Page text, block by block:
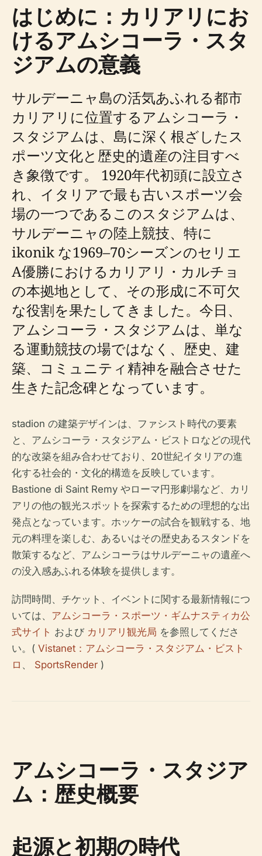
はじめに：カリアリにお
けるアムシコーラ・スタ
ジアムの意義
サルデーニャ島の活気あふれる都市
カリアリに位置するアムシコーラ・
スタジアムは、島に深く根ざしたス
ポーツ文化と歴史的遺産の注目すべ
き象徴です。 1920年代初頭に設立さ
れ、イタリアで最も古いスポーツ会
場の一つであるこのスタジアムは、
サルデーニャの陸上競技、特に
ikonik な1969–70シーズンのセリエ
A優勝におけるカリアリ・カルチョ
の本拠地として、その形成に不可欠
な役割を果たしてきました。今日、
アムシコーラ・スタジアムは、単な
る運動競技の場ではなく、歴史、建
築、コミュニティ精神を融合させた
生きた記念碑となっています。
stadion の建築デザインは、ファシスト時代の要素
と、アムシコーラ・スタジアム・ビストロなどの現代
的な改築を組み合わせており、20世紀イタリアの進
化する社会的・文化的構造を反映しています。
Bastione di Saint Remy やローマ円形劇場など、カリ
アリの他の観光スポットを探索するための理想的な出
発点となっています。ホッケーの試合を観戦する、地
元の料理を楽しむ、あるいはその歴史あるスタンドを
散策するなど、アムシコーラはサルデーニャの遺産へ
の没入感あふれる体験を提供します。
訪問時間、チケット、イベントに関する最新情報につ
いては、 アムシコーラ・スポーツ・ギムナスティカ公
式サイト および カリアリ観光局 を参照してくださ
い。( Vistanet：アムシコーラ・スタジアム・ビスト
ロ 、 SportsRender )
アムシコーラ・スタジア
ム：歴史概要
起源と初期の時代